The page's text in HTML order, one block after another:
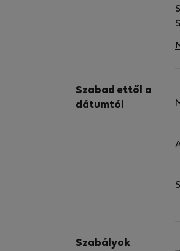
Szabad ettől a
dátumtól
Szabályok